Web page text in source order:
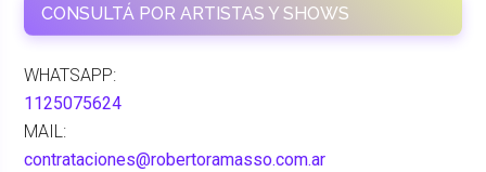
CONSULTÁ POR ARTISTAS Y SHOWS
WHATSAPP:
1125075624
MAIL:
contrataciones@robertoramasso.com.ar